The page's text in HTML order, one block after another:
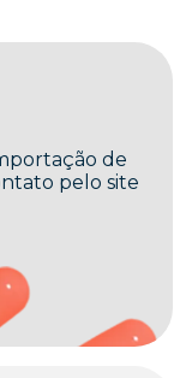
de
pelo site